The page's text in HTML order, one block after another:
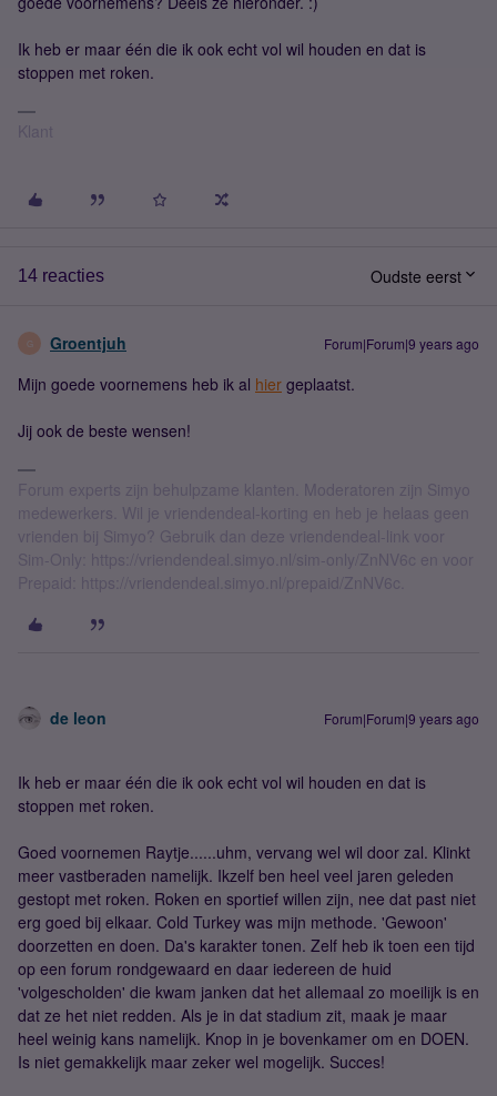
Ik heb er maar één die ik ook echt vol wil houden en dat is
stoppen met roken.
Klant
14 reacties Oudste eerst
G Groentjuh Forum|Forum|9 years ago
Mijn goede voornemens heb ik al hier geplaatst.
Jij ook de beste wensen!
Forum experts zijn behulpzame klanten. Moderatoren zijn Simyo
medewerkers. Wil je vriendendeal-korting en heb je helaas geen
vrienden bij Simyo? Gebruik dan deze vriendendeal-link voor
Sim-Only: https://vriendendeal.simyo.nl/sim-only/ZnNV6c en voor
Prepaid: https://vriendendeal.simyo.nl/prepaid/ZnNV6c.
de leon Forum|Forum|9 years ago
Ik heb er maar één die ik ook echt vol wil houden en dat is
stoppen met roken.
Goed voornemen Raytje......uhm, vervang wel wil door zal. Klinkt
meer vastberaden namelijk. Ikzelf ben heel veel jaren geleden
gestopt met roken. Roken en sportief willen zijn, nee dat past niet
erg goed bij elkaar. Cold Turkey was mijn methode. 'Gewoon'
doorzetten en doen. Da's karakter tonen. Zelf heb ik toen een tijd
op een forum rondgewaard en daar iedereen de huid
'volgescholden' die kwam janken dat het allemaal zo moeilijk is en
dat ze het niet redden. Als je in dat stadium zit, maak je maar
heel weinig kans namelijk. Knop in je bovenkamer om en DOEN.
Is niet gemakkelijk maar zeker wel mogelijk. Succes!